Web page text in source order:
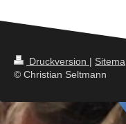
Druckversion |
© Christian Seltmann